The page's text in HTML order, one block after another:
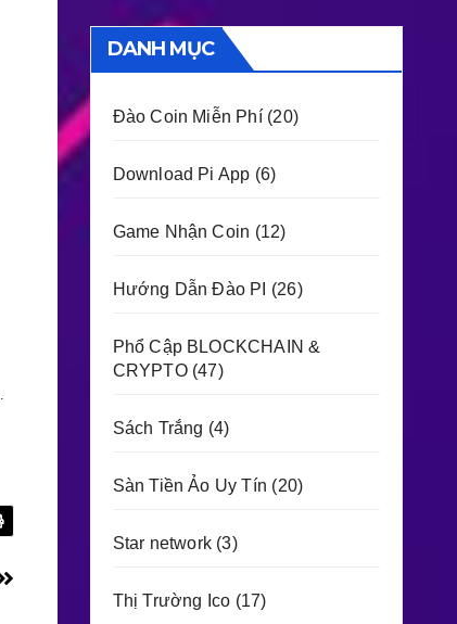
DANH MỤC
Đào Coin Miễn Phí(20)
Download Pi App (6)
Game Nhận Coin (12)
Hướng Dẫn Đào PI (26)
Phổ Cập BLOCKCHAIN &
CRYPTO(47)
Sách Trắng (4)
Sàn Tiền Ảo Uy Tín (20)
Star network(3)
Thị Trường Ico (17)